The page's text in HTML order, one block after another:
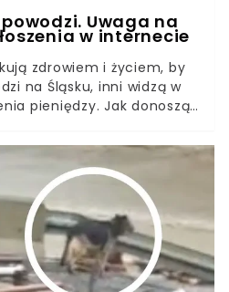
Uwaga na
w internecie
zdrowiem i życiem, by
na Śląsku, inni widzą w
pieniędzy. Jak donoszą
się oferty sprzedaży